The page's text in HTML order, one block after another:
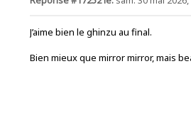
J’aime bien le ghinzu au final.
Bien mieux que mirror mirror, mais